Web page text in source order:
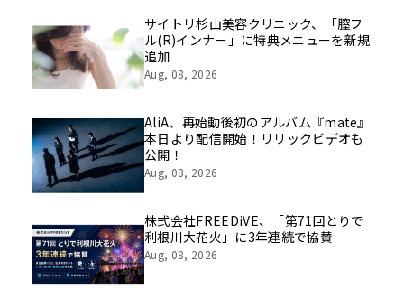
像を公開！
サイトリ杉山美容クリニック、「膣フ
ル(R)インナー」に特典メニューを新規
追加
Aug, 08, 2026
AliA、再始動後初のアルバム『mate』
本日より配信開始！リリックビデオも
公開！
Aug, 08, 2026
株式会社FREEDiVE、「第71回とりで
利根川大花火」に3年連続で協賛
Aug, 08, 2026